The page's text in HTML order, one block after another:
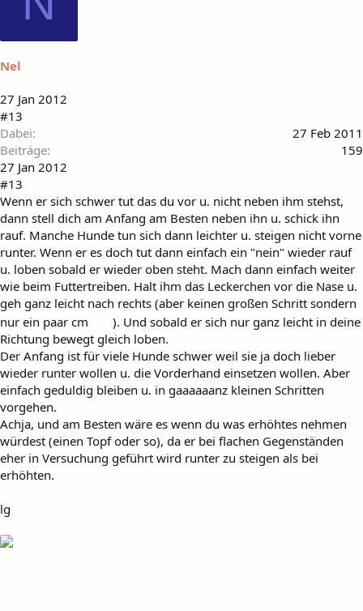
Nel
27 Jan 2012
#13
Dabei
27 Feb 2011
Beiträge
159
27 Jan 2012
#13
Wenn er sich schwer tut das du vor u. nicht neben ihm stehst,
dann stell dich am Anfang am Besten neben ihn u. schick ihn
rauf. Manche Hunde tun sich dann leichter u. steigen nicht vorne
runter. Wenn er es doch tut dann einfach ein "nein" wieder rauf
u. loben sobald er wieder oben steht. Mach dann einfach weiter
wie beim Futtertreiben. Halt ihm das Leckerchen vor die Nase u.
geh ganz leicht nach rechts (aber keinen großen Schritt sondern
nur ein paar cm
). Und sobald er sich nur ganz leicht in deine
Richtung bewegt gleich loben.
Der Anfang ist für viele Hunde schwer weil sie ja doch lieber
wieder runter wollen u. die Vorderhand einsetzen wollen. Aber
einfach geduldig bleiben u. in gaaaaaanz kleinen Schritten
vorgehen.
Achja, und am Besten wäre es wenn du was erhöhtes nehmen
würdest (einen Topf oder so), da er bei flachen Gegenständen
eher in Versuchung geführt wird runter zu steigen als bei
erhöhten.
lg